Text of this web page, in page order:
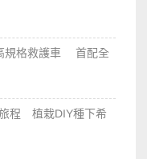
規格救護車 首配全
程 植栽DIY種下希